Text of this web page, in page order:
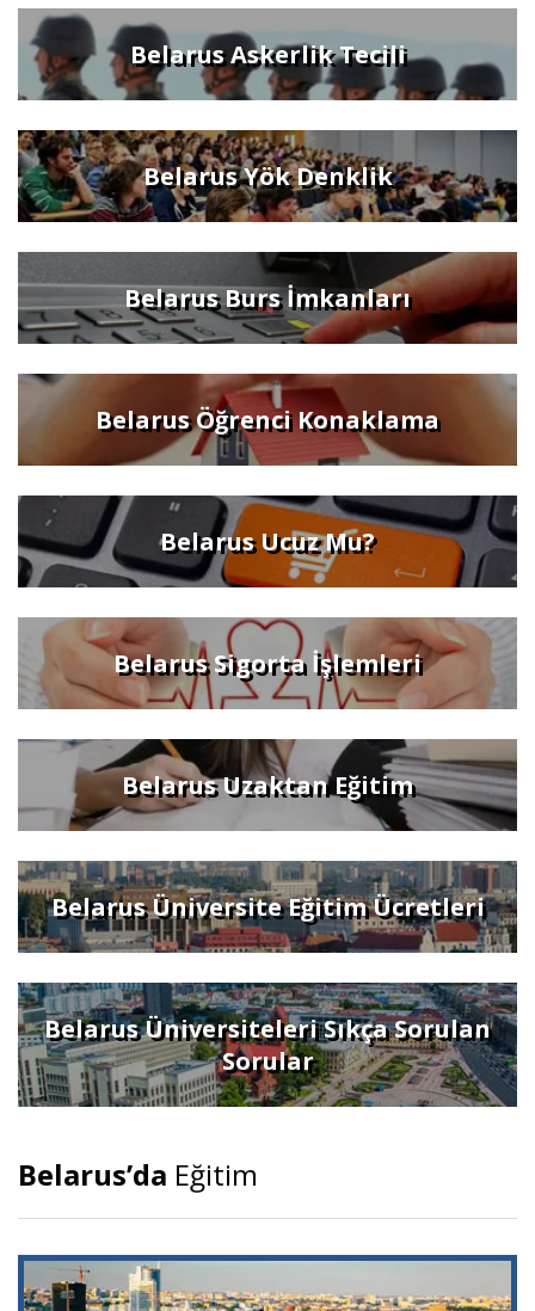
Belarus Askerlik Tecili
Belarus Yök Denklik
Belarus Burs İmkanları
Belarus Öğrenci Konaklama
Belarus Ucuz Mu?
Belarus Sigorta İşlemleri
Belarus Uzaktan Eğitim
Belarus Üniversite Eğitim Ücretleri
Belarus Üniversiteleri Sıkça Sorulan
Sorular
Belarus’da Eğitim